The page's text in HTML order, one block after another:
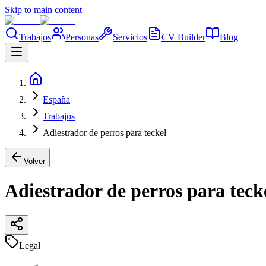
Skip to main content
Trabajos Personas Servicios CV Builder Blog
España
Trabajos
Adiestrador de perros para teckel
Volver
Adiestrador de perros para
Legal